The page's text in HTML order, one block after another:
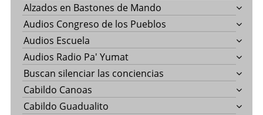
Alzados en Bastones de Mando
Audios Congreso de los Pueblos
Audios Escuela
Audios Radio Pa' Yumat
Buscan silenciar las conciencias
Cabildo Canoas
Cabildo Guadualito